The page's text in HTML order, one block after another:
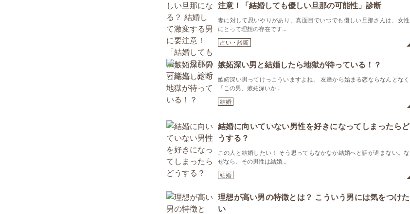
注意！「結婚しても優しい旦那の可能性」診断
妻に対して思いやりがあり、真面目でいつでも優しい旦那さんは、女性
にとって理想の存在です...
占い・診断
嫉妬深い男と結婚したら地獄が待っている！？
嫉妬深い男ってけっこういますよね。 友達から始まる恋ならなんとなく
「この男、嫉妬深いか...
結婚
結婚に向いていない男性を好きになってしまったらど
うする？
この人と結婚したい！ そう思ってもなかなか結婚へと話が進まない。な
ぜなら、その男性は結婚...
結婚
理想が高い男の特徴とは？ こういう男には気をつけた
い